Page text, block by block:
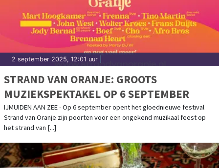
2 september 2025, 12:01 uur
STRAND VAN ORANJE: GROOTS
MUZIEKSPEKTAKEL OP 6 SEPTEMBER
IJMUIDEN AAN ZEE - Op 6 september opent het gloednieuwe festival
Strand van Oranje zijn poorten voor een ongekend muzikaal feest op
het strand van [...]